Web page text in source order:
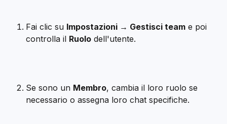
Fai clic su Impostazioni → Gestisci team e poi
controlla il Ruolo dell'utente.
Se sono un Membro, cambia il loro ruolo se
necessario o assegna loro chat specifiche.